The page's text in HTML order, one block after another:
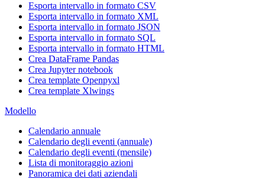
Esporta intervallo in formato CSV
Esporta intervallo in formato XML
Esporta intervallo in formato JSON
Esporta intervallo in formato SQL
Esporta intervallo in formato HTML
Crea DataFrame Pandas
Crea Jupyter notebook
Crea template Openpyxl
Crea template Xlwings
Modello
Calendario annuale
Calendario degli eventi (annuale)
Calendario degli eventi (mensile)
Lista di monitoraggio azioni
Panoramica dei dati aziendali